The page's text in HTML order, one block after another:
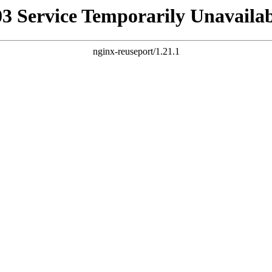
Service Temporarily
nginx-reuseport/1.21.1